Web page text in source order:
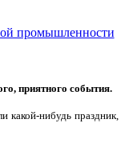
промышленности
приятного события.
какой-нибудь праздник,